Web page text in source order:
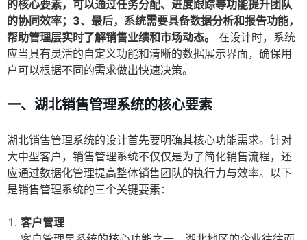
的核心要素，可以通过任务分配、进度跟踪等功能提升团队
的协同效率；3、最后，系统需要具备数据分析和报告功能，
帮助管理层实时了解销售业绩和市场动态。
在设计时，系统
应当具有灵活的自定义功能和清晰的数据展示界面，确保用
户可以根据不同的需求做出快速决策。
一、湖北销售管理系统的核心要素
湖北销售管理系统的设计首先要明确其核心功能需求。针对
大中型客户，销售管理系统不仅仅是为了简化销售流程，还
应通过数据化管理提高整体销售团队的执行力与效率。以下
是销售管理系统的三个关键要素：
客户管理